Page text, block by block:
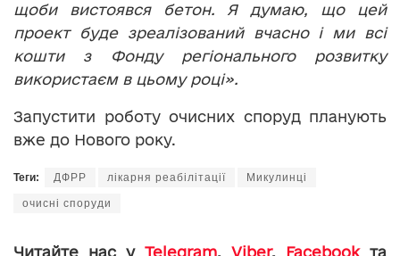
щоби вистоявся бетон. Я думаю, що цей
проект буде зреалізований вчасно і ми всі
кошти з Фонду регіонального розвитку
використаєм в цьому році».
Запустити роботу очисних споруд планують
вже до Нового року.
Теги: ДФРР лікарня реабілітації Микулинці
очисні споруди
Читайте нас у Telegram, Viber, Facebookта